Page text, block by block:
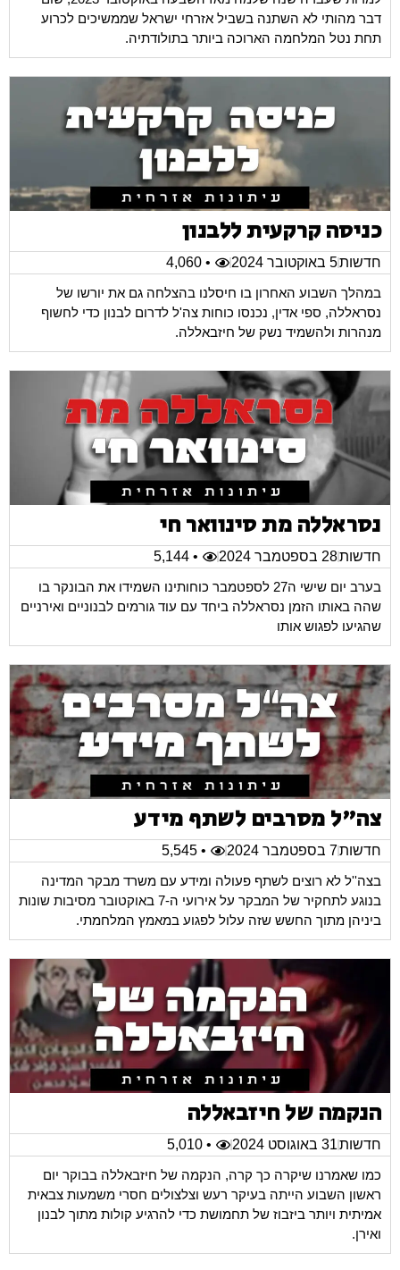
דבר מהותי לא השתנה בשביל אזרחי ישראל שממשיכים לכרוע
תחת נטל המלחמה הארוכה ביותר בתולודתיה.
כניסה קרקעית ללבנון
חדשות5 באוקטובר 2024
• 4,060
במהלך השבוע האחרון בו חיסלנו בהצלחה גם את יורשו של
נסראללה, ספי אדין, נכנסו כוחות צה'ל לדרום לבנון כדי לחשוף
מנהרות ולהשמיד נשק של חיזבאללה.
נסראללה מת סינוואר חי
חדשות28 בספטמבר 2024
• 5,144
בערב יום שישי ה27 לספטמבר כוחותינו השמידו את הבונקר בו
שהה באותו הזמן נסראללה ביחד עם עוד גורמים לבנוניים ואירניים
שהגיעו לפגוש אותו
צה"ל מסרבים לשתף מידע
חדשות7 בספטמבר 2024
• 5,545
בצה''ל לא רוצים לשתף פעולה ומידע עם משרד מבקר המדינה
בנוגע לתחקיר של המבקר על אירועי ה-7 באוקטובר מסיבות שונות
ביניהן מתוך החשש שזה עלול לפגוע במאמץ המלחמתי.
הנקמה של חיזבאללה
חדשות31 באוגוסט 2024
• 5,010
כמו שאמרנו שיקרה כך קרה, הנקמה של חיזבאללה בבוקר יום
ראשון השבוע הייתה בעיקר רעש וצלצולים חסרי משמעות צבאית
אמיתית ויותר ביזבוז של תחמושת כדי להרגיע קולות מתוך לבנון
ואירן.